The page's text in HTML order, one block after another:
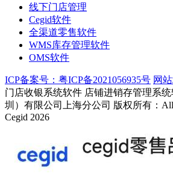
线下门店管理
Cegid软件
全渠道零售软件
WMS库存管理软件
OMS软件
ICP备案号：粤ICP备2021056935号 网
门店收银系统软件 店铺进销存管理系
圳）有限公司上海分公司 版权所有：All
Cegid 2026